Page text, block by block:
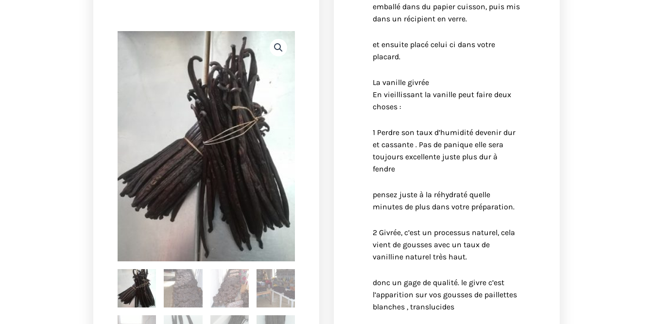
emballé dans du papier cuisson, puis mis
dans un récipient en verre.
et ensuite placé celui ci dans votre
placard.
La vanille givrée
En vieillissant la vanille peut faire deux
choses :
1 Perdre son taux d’humidité devenir dur
et cassante . Pas de panique elle sera
toujours excellente juste plus dur à
fendre
pensez juste à la réhydraté quelle
minutes de plus dans votre préparation.
2 Givrée, c’est un processus naturel, cela
vient de gousses avec un taux de
vanilline naturel très haut.
donc un gage de qualité. le givre c’est
l’apparition sur vos gousses de paillettes
blanches , translucides